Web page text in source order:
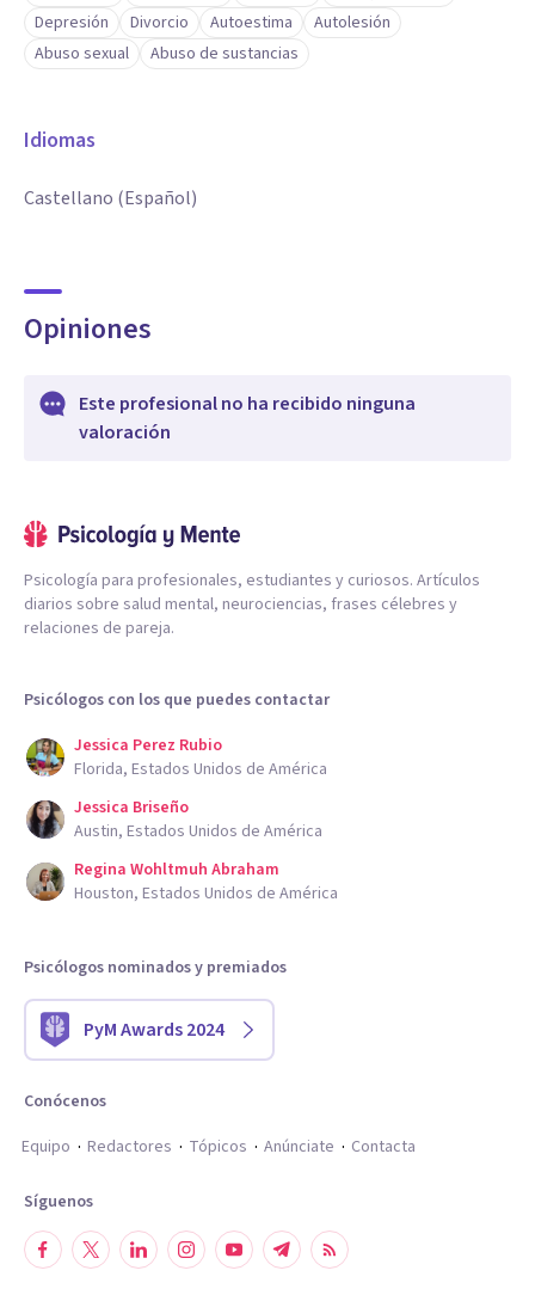
Depresión
Divorcio Autoestima
Autolesión
Abuso sexual
Abuso de sustancias
Idiomas
Castellano (Español)
Opiniones
Este profesional no ha recibido ninguna
valoración
Psicología para profesionales, estudiantes y curiosos. Artículos
diarios sobre salud mental, neurociencias, frases célebres y
relaciones de pareja.
Psicólogos con los que puedes contactar
Jessica Perez Rubio
Florida, Estados Unidos de América
Jessica Briseño
Austin, Estados Unidos de América
Regina Wohltmuh Abraham
Houston, Estados Unidos de América
Psicólogos nominados y premiados
PyM Awards 2024
Conócenos
Equipo
Redactores Tópicos Anúnciate Contacta
Síguenos